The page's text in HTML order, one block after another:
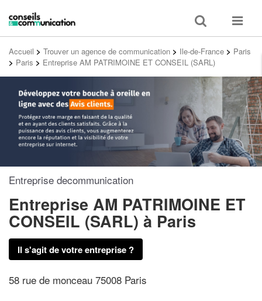
Toggle
search
Toggle
Accueil > Trouver un agence de communication > Ile-de-France > Paris
> Paris > Entreprise AM PATRIMOINE ET CONSEIL (SARL)
Entreprise decommunication
Entreprise AM PATRIMOINE ET
CONSEIL (SARL) à Paris
Il s'agit de votre entreprise ?
58 rue de monceau 75008 Paris